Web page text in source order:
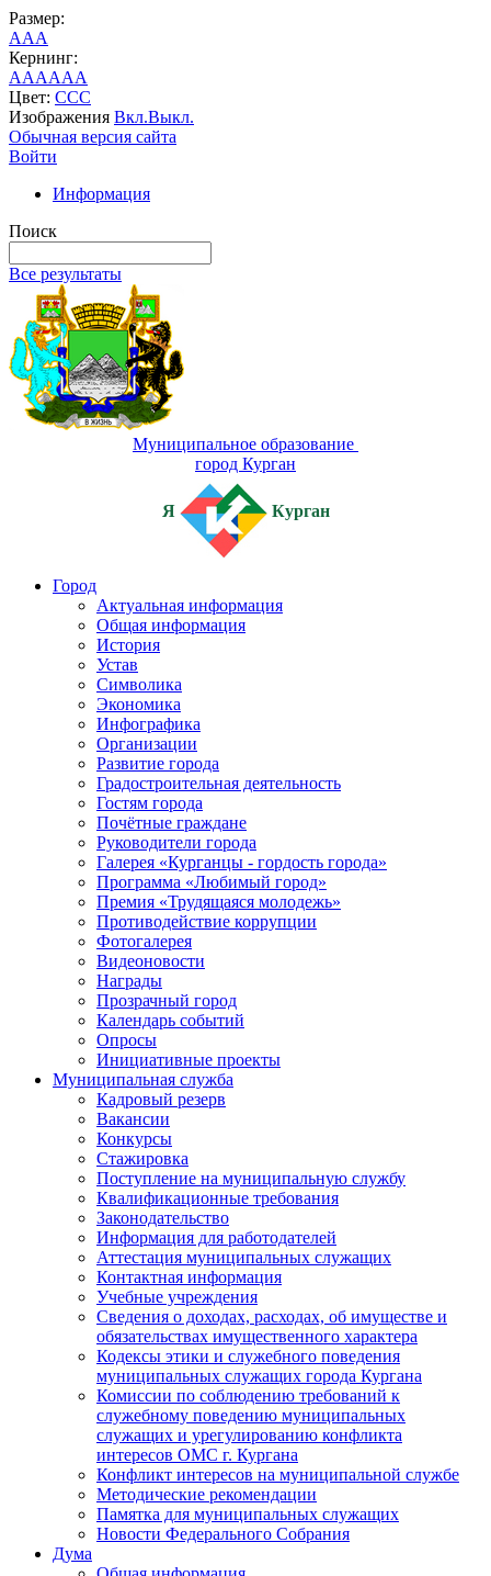
Размер:
AAA
Кернинг:
AAAAAA
Цвет: CCC
Изображения Вкл.Выкл.
Обычная версия сайта
Войти
Информация
Поиск
Все результаты
Муниципальное образование
город Курган
Я Курган
Город
Актуальная информация
Общая информация
История
Устав
Символика
Экономика
Инфографика
Организации
Развитие города
Градостроительная деятельность
Гостям города
Почётные граждане
Руководители города
Галерея «Курганцы - гордость города»
Программа «Любимый город»
Премия «Трудящаяся молодежь»
Противодействие коррупции
Фотогалерея
Видеоновости
Награды
Прозрачный город
Календарь событий
Опросы
Инициативные проекты
Муниципальная служба
Кадровый резерв
Вакансии
Конкурсы
Стажировка
Поступление на муниципальную службу
Квалификационные требования
Законодательство
Информация для работодателей
Аттестация муниципальных служащих
Контактная информация
Учебные учреждения
Сведения о доходах, расходах, об имуществе и
обязательствах имущественного характера
Кодексы этики и служебного поведения
муниципальных служащих города Кургана
Комиссии по соблюдению требований к
служебному поведению муниципальных
служащих и урегулированию конфликта
интересов ОМС г. Кургана
Конфликт интересов на муниципальной службе
Методические рекомендации
Памятка для муниципальных служащих
Новости Федерального Cобрания
Дума